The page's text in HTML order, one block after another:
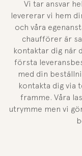
Vi tar ansvar
levererar vi hem
och våra
chaufförer är
kontaktar dig när
första
med din
kontakta dig via
framme. Våra
utrymme men vi